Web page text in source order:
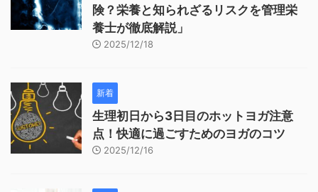
険？栄養と知られざるリスクを管理栄
養士が徹底解説」
2025/12/18
新着
生理初日から3日目のホットヨガ注意
点！快適に過ごすためのヨガのコツ
2025/12/16